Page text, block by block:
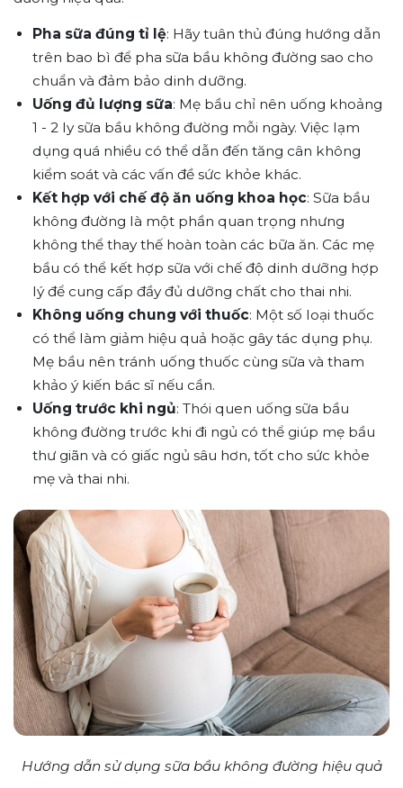
Pha sữa đúng tỉ lệ: Hãy tuân thủ đúng hướng dẫn
trên bao bì để pha sữa bầu không đường sao cho
chuẩn và đảm bảo dinh dưỡng.
Uống đủ lượng sữa: Mẹ bầu chỉ nên uống khoảng
1 - 2 ly sữa bầu không đường mỗi ngày. Việc lạm
dụng quá nhiều có thể dẫn đến tăng cân không
kiểm soát và các vấn đề sức khỏe khác.
Kết hợp với chế độ ăn uống khoa học: Sữa bầu
không đường là một phần quan trọng nhưng
không thể thay thế hoàn toàn các bữa ăn. Các mẹ
bầu có thể kết hợp sữa với chế độ dinh dưỡng hợp
lý để cung cấp đầy đủ dưỡng chất cho thai nhi.
Không uống chung với thuốc: Một số loại thuốc
có thể làm giảm hiệu quả hoặc gây tác dụng phụ.
Mẹ bầu nên tránh uống thuốc cùng sữa và tham
khảo ý kiến bác sĩ nếu cần.
Uống trước khi ngủ: Thói quen uống sữa bầu
không đường trước khi đi ngủ có thể giúp mẹ bầu
thư giãn và có giấc ngủ sâu hơn, tốt cho sức khỏe
mẹ và thai nhi.
Hướng dẫn sử dụng sữa bầu không đường hiệu quả